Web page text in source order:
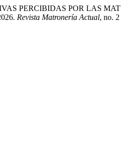
PERCIBIDAS POR LAS
Revista Matronería Actual, no.